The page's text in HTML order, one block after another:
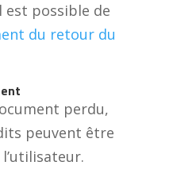
est possible de
du retour du
perdu,
peuvent être